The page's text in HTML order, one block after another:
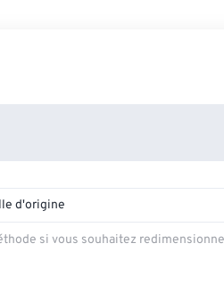
d'origine
si vous souhaitez